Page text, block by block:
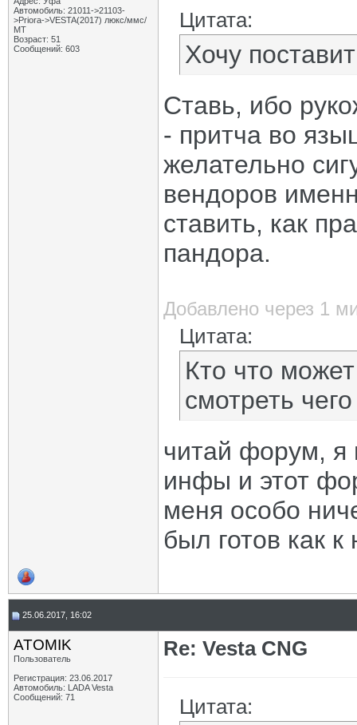
Автомобиль: 21011->21103-
>Priora->VESTA(2017) люкс/ммс/
МТ
Возраст: 51
Сообщений: 603
Цитата:
Хочу
Ставь, ибо
- притча во
желательно
вендоров
ставить, как
пандора.
Добавлено через 1
Цитата:
Кто что
смотреть
читай форум, я
инфы и этот
меня особо
был готов как
25.06.2017, 16:02
ATOMIK
Пользователь
Регистрация: 23.06.2017
Автомобиль: LADA Vesta
Сообщений: 71
Re: Vesta CNG
Цитата: